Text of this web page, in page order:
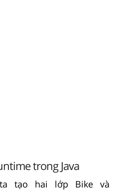
trong Java
tạo hai lớp Bike và